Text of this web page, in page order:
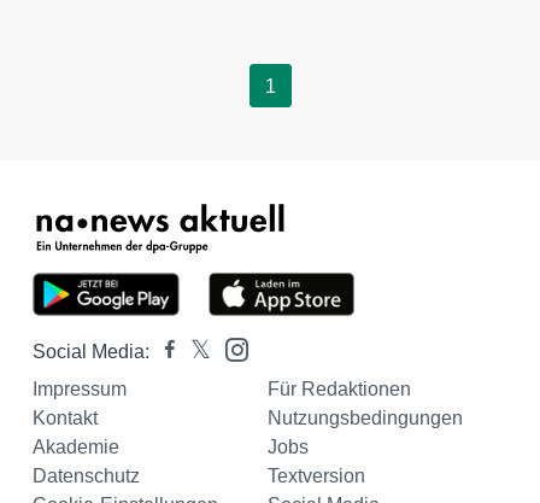
1
Social Media:
Impressum
Für Redaktionen
Kontakt
Nutzungsbedingungen
Akademie
Jobs
Datenschutz
Textversion